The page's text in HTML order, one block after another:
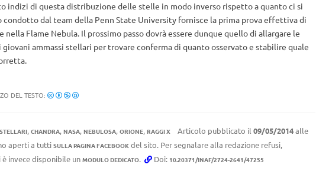
indizi di questa distribuzione delle stelle in modo inverso rispetto a quanto ci si
condotto dal team della Penn State University fornisce la prima prova effettiva di
Flame Nebula. Il prossimo passo dovrà essere dunque quello di allargare le
ammassi stellari per trovare conferma di quanto osservato e stabilire quale
DEL TESTO:
, CHANDRA, NASA, NEBULOSA, ORIONE, RAGGI X Articolo pubblicato il 09/05/2014alle
aperti a tuttiSULLA PAGINA FACEBOOKdel sito. Per segnalare alla redazione refusi,
invece disponibile un MODULO DEDICATO. Doi: 10.20371/INAF/2724-2641/47255